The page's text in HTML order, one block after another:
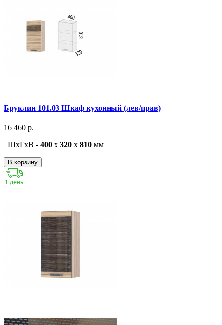
Бруклин 101.03 Шкаф кухонный (лев/прав)
16 460 р.
ШxГxВ - 400 x 320 x 810 мм
В корзину